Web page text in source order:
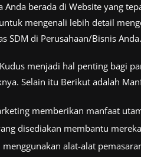
berada di Website yang
mengenali lebih detail
SDM di Perusahaan/Bisnis Anda.
menjadi hal penting bagi
Selain itu Berikut adalah
memberikan manfaat
disediakan membantu
alat-alat